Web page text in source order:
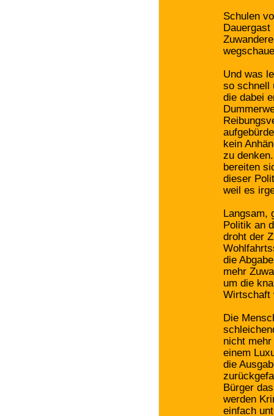
Schulen
Und was
so schnell
die dabei
kein
zu
bereiten
dieser
weil es
Langsam,
Politik an
droht der
die
mehr
um die
Wirtschaft
Die
nicht
einem
die
Bürger
werden
einfach